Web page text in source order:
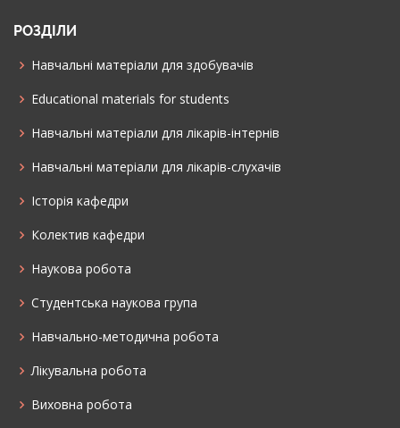
РОЗДІЛИ
Навчальні матеріали для здобувачів
Educational materials for students
Навчальні матеріали для лікарів-інтернів
Навчальні матеріали для лікарів-слухачів
Історія кафедри
Колектив кафедри
Наукова робота
Cтудентська наукова група
Навчально-методична робота
Лікувальна робота
Виховна робота